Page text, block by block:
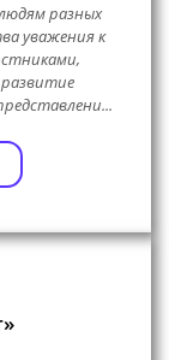
разных
уважения к